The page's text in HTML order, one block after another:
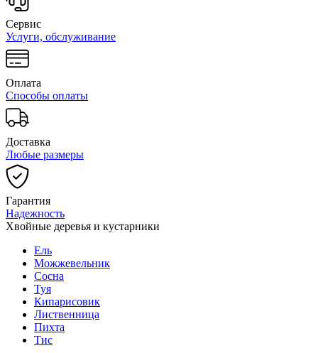
Сервис
Услуги, обслуживание
Оплата
Способы оплаты
Доставка
Любые размеры
Гарантия
Надежность
Хвойные деревья и кустарники
Ель
Можжевельник
Сосна
Туя
Кипарисовик
Лиственница
Пихта
Тис